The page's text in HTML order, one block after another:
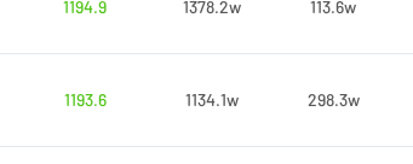
1194.9
1378.2w 113.6w
1193.6
1134.1w 298.3w